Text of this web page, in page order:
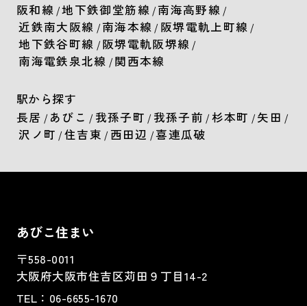
阪和線 /地下鉄御堂筋線 /南海高野線 /
近鉄南大阪線 /南海本線 / 阪堺電軌上町線 /
地下鉄谷町線 / 阪堺電軌阪堺線 /
南海電鉄泉北線 / 関西本線
駅から探す
長居 / あびこ / 我孫子町 / 我孫子前 / 杉本町 / 矢田 /
沢ノ町 / 住吉東 / 西田辺 /喜連瓜破
あびこ住まい
〒558-0011
大阪府大阪市住吉区苅田９丁目14-2
TEL： 06-6655-1670